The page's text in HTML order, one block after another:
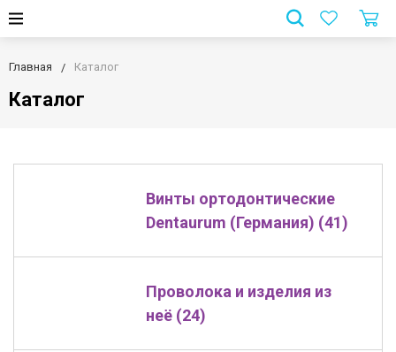
Главная Каталог
Каталог
Винты ортодонтические
Dentaurum (Германия) (41)
Проволока и изделия из
неё (24)